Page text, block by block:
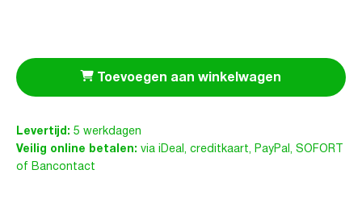
Toevoegen aan winkelwagen
Levertijd: 5 werkdagen
Veilig online betalen: via iDeal, creditkaart, PayPal, SOFORT
of Bancontact